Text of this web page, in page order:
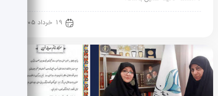
19 خرداد 1405